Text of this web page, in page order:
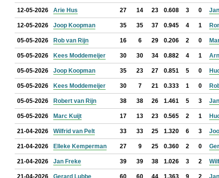
12-05-2026 Arie Hus 27 14 23 0.608 3 0
12-05-2026 Joop Koopman 35 35 37 0.945 4 1
05-05-2026 Rob van Rijn 16 6 29 0.206 2 0
05-05-2026 Kees Moddemeijer 30 30 34 0.882 4 1
05-05-2026 Joop Koopman 35 23 27 0.851 5 0
05-05-2026 Kees Moddemeijer 30 7 21 0.333 1 0
05-05-2026 Robert van Rijn 38 38 26 1.461 5 3
05-05-2026 Marc Kuijt 17 13 23 0.565 2 1
21-04-2026 Wilfrid van Pelt 33 33 25 1.320 6 3
21-04-2026 Elleke Kemperman 27 9 25 0.360 2 0
21-04-2026 Jan Freke 39 39 38 1.026 3 2
21-04-2026 Gerard Lubbe 60 60 44 1.363 9 2